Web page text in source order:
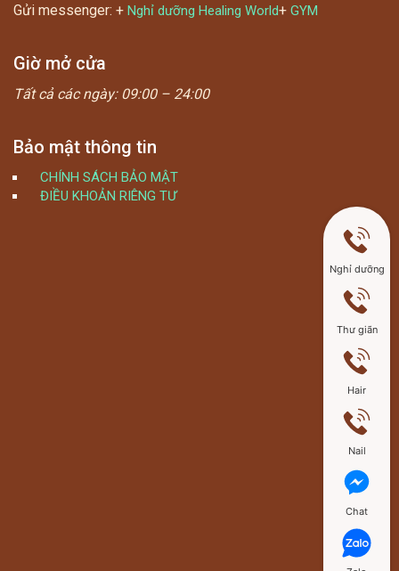
Gửi messenger: + Nghỉ dưỡng Healing World+ GYM
Giờ mở cửa
Tất cả các ngày: 09:00 – 24:00
Bảo mật thông tin
CHÍNH SÁCH BẢO MẬT
ĐIỀU KHOẢN RIÊNG TƯ
Nghỉ dưỡng
Thư giãn
Hair
Nail
Chat